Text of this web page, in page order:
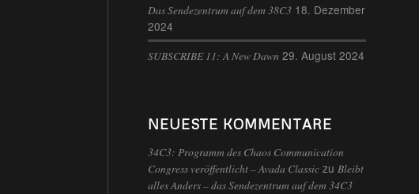
Das Sendezentrum auf dem 38C3 18. Dezember
2024
SUBSCRIBE 11: A New Dawn 29. August 2024
NEUESTE KOMMENTARE
34C3: Programm des Chaos Communication
Congress veröffentlicht – Avada Classic zuBleibt
alles Anders – das Sendezentrum auf dem 34C3